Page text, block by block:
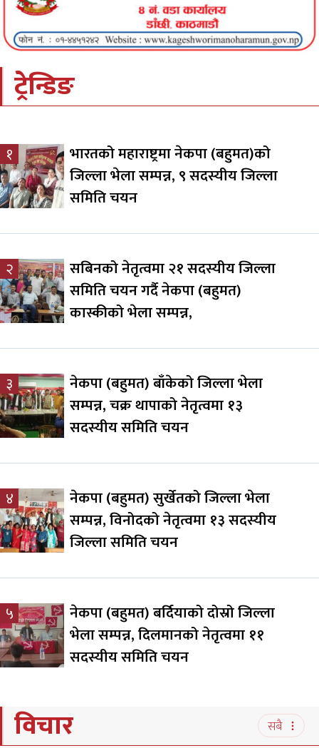
ट्रेन्डिङ
१
भारतको महाराष्ट्रमा नेकपा (बहुमत)को
जिल्ला भेला सम्पन्न, ९ सदस्यीय जिल्ला
समिति चयन
२
सबिनको नेतृत्वमा २१ सदस्यीय जिल्ला
समिति चयन गर्दै नेकपा (बहुमत)
कास्कीको भेला सम्पन्न,
३
नेकपा (बहुमत) बाँकेको जिल्ला भेला
सम्पन्न, चक्र थापाको नेतृत्वमा १३
सदस्यीय समिति चयन
४
नेकपा (बहुमत) सुर्खेतको जिल्ला भेला
सम्पन्न, विनोदको नेतृत्वमा १३ सदस्यीय
जिल्ला समिति चयन
५
नेकपा (बहुमत) बर्दियाको दोस्रो जिल्ला
भेला सम्पन्न, दिलमानको नेतृत्वमा ११
सदस्यीय समिति चयन
विचार सबै